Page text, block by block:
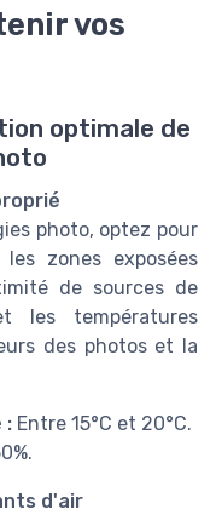
vos
optimale de
photo, optez pour
zones exposées
de sources de
les températures
des photos et la
: Entre 15°C et 20°C.
d'air